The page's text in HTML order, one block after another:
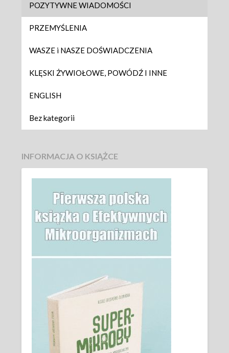
POZYTYWNE WIADOMOŚCI
PRZEMYŚLENIA
WASZE i NASZE DOŚWIADCZENIA
KLĘSKI ŻYWIOŁOWE, POWÓDŹ I INNE
ENGLISH
Bez kategorii
INFORMACJA O KSIĄŻCE